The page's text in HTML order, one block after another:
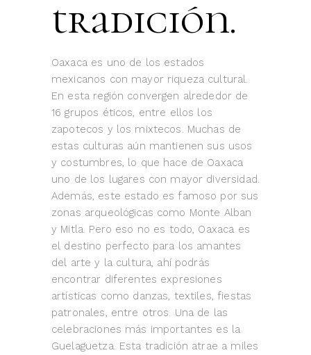
tradición.
Oaxaca es uno de los estados
mexicanos con mayor riqueza cultural.
En esta región convergen alrededor de
16 grupos éticos, entre ellos los
zapotecos y los mixtecos. Muchas de
estas culturas aún mantienen sus usos
y costumbres, lo que hace de Oaxaca
uno de los lugares con mayor diversidad.
Además, este estado es famoso por sus
zonas arqueológicas como Monte Alban
y Mitla. Pero eso no es todo, Oaxaca es
el destino perfecto para los amantes
del arte y la cultura, ahí podrás
encontrar diferentes expresiones
artísticas como danzas, textiles, fiestas
patronales, entre otros. Una de las
celebraciones más importantes es la
Guelaguetza. Esta tradición atrae a miles